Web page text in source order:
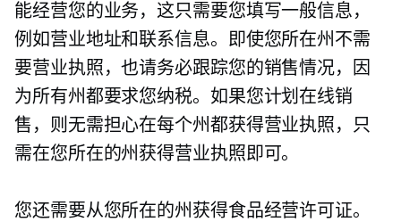
能经营您的业务，这只需要您填写一般信息，
例如营业地址和联系信息。即使您所在州不需
要营业执照，也请务必跟踪您的销售情况，因
为所有州都要求您纳税。如果您计划在线销
售，则无需担心在每个州都获得营业执照，只
需在您所在的州获得营业执照即可。
您还需要从您所在的州获得食品经营许可证。